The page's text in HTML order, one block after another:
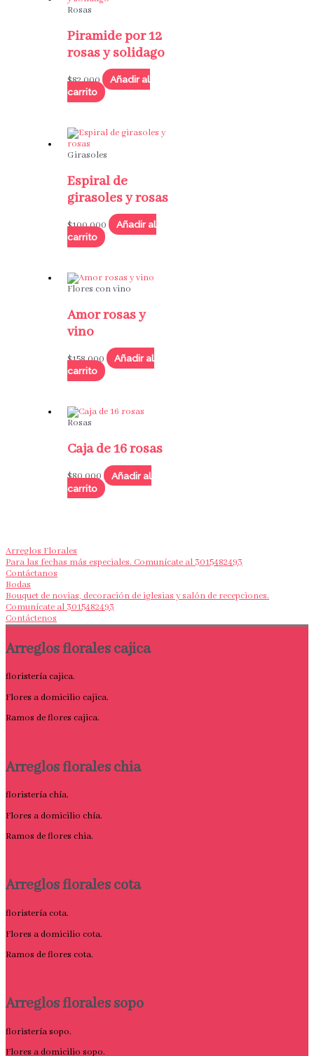
Rosas
Piramide por 12
rosas y solidago
$82,000
Añadir al
carrito
Girasoles
Espiral de
girasoles y rosas
$100,000
Añadir al
carrito
Flores con vino
Amor rosas y
vino
$158,000
Añadir al
carrito
Rosas
Caja de 16 rosas
$80,000
Añadir al
carrito
Arreglos Florales
Para las fechas más especiales. Comunícate al 3015482493
Contáctanos
Bodas
Bouquet de novias, decoración de iglesias y salón de recepciones.
Comunícate al 3015482493
Contáctenos
Arreglos florales cajica
floristería cajica.
Flores a domicilio cajica.
Ramos de flores cajica.
Arreglos florales chia
floristería chía.
Flores a domicilio chía.
Ramos de flores chia.
Arreglos florales cota
floristería cota.
Flores a domicilio cota.
Ramos de flores cota.
Arreglos florales sopo
floristería sopo.
Flores a domicilio sopo.